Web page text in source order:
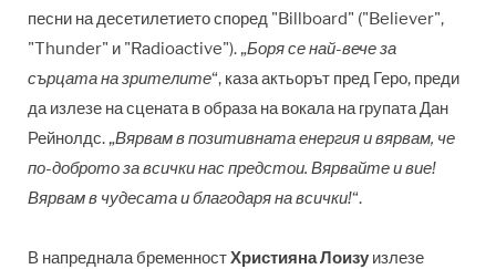
песни на десетилетието според "Billboard" ("Believer",
"Thunder" и "Radioactive"). „Боря се най-вече за
сърцата на зрителите“, каза актьорът пред Геро, преди
да излезе на сцената в образа на вокала на групата Дан
Рейнолдс. „Вярвам в позитивната енергия и вярвам, че
по-доброто за всички нас предстои. Вярвайте и вие!
Вярвам в чудесата и благодаря на всички!“.
В напреднала бременностХристияна Лоизу излезе